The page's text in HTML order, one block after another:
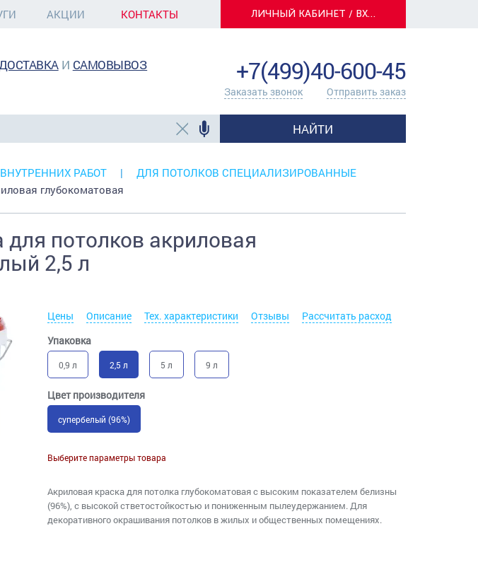
АКЦИИ КОНТАКТЫ ЛИЧНЫЙ КАБИНЕТ / ВХОД
И САМОВЫВОЗ +7(499)40-600-45
Заказать звонок Отправить заказ
НАЙТИ
РАБОТ
ДЛЯ ПОТОЛКОВ СПЕЦИАЛИЗИРОВАННЫЕ
глубокоматовая
потолков акриловая
2,5 л
Цены Описание Тех. характеристики Отзывы
Рассчитать расход
Упаковка
0,9 л 2,5 л 5 л 9 л
Цвет производителя
супербелый (96%)
Выберите параметры товара
Акриловая краска для потолка глубокоматовая с высоким показателем белизны
(96%), с высокой стветостойкостью и пониженным пылеудержанием. Для
декоративного окрашивания потолков в жилых и общественных помещениях.